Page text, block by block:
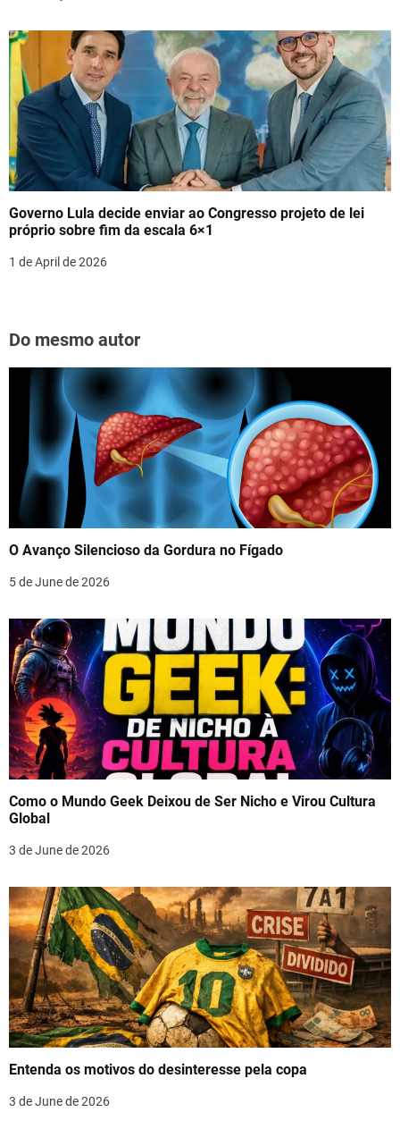
Governo Lula decide enviar ao Congresso projeto de lei
próprio sobre fim da escala 6×1
1 de April de 2026
Do mesmo autor
O Avanço Silencioso da Gordura no Fígado
5 de June de 2026
Como o Mundo Geek Deixou de Ser Nicho e Virou Cultura
Global
3 de June de 2026
Entenda os motivos do desinteresse pela copa
3 de June de 2026